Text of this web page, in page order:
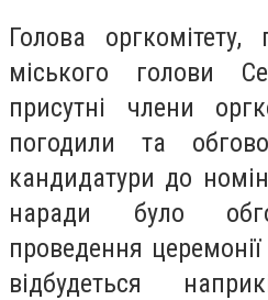
Голова
міського голови
присутні члени
погодили та
кандидатури до
наради було
проведення
відбудеться